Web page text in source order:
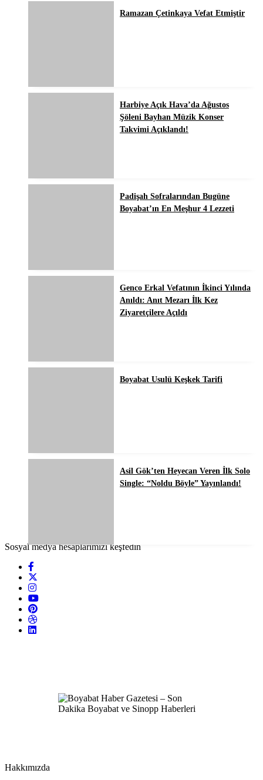
Ramazan Çetinkaya Vefat Etmiştir
Harbiye Açık Hava’da Ağustos
Şöleni Bayhan Müzik Konser
Takvimi Açıklandı!
Padişah Sofralarından Bugüne
Boyabat’ın En Meşhur 4 Lezzeti
Genco Erkal Vefatının İkinci Yılında
Anıldı: Anıt Mezarı İlk Kez
Ziyaretçilere Açıldı
Boyabat Usulü Keşkek Tarifi
Asil Gök’ten Heyecan Veren İlk Solo
Single: “Noldu Böyle” Yayınlandı!
Sosyal medya hesaplarımızı keşfedin
Hakkımızda